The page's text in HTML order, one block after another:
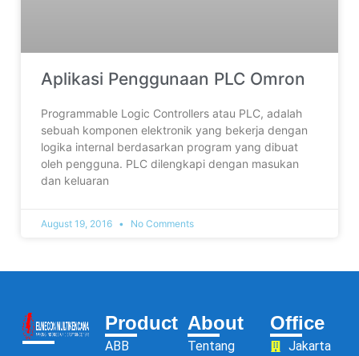
Aplikasi Penggunaan PLC Omron
Programmable Logic Controllers atau PLC, adalah
sebuah komponen elektronik yang bekerja dengan
logika internal berdasarkan program yang dibuat
oleh pengguna. PLC dilengkapi dengan masukan
dan keluaran
August 19, 2016 No Comments
Product
ABB
About
Tentang
Office
Jakarta